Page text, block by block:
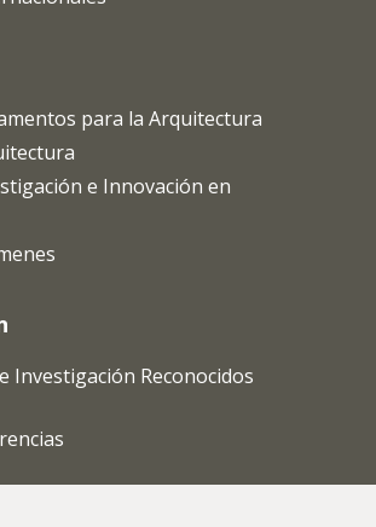
para la Arquitectura
e Innovación en
Investigación Reconocidos